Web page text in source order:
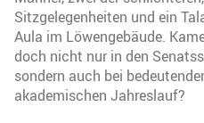
Sitzgelegenheiten und ein
Aula im Löwengebäude.
doch nicht nur in den
sondern auch bei
akademischen Jahreslauf?